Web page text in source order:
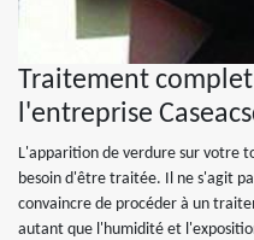
Traitement
l'entreprise
L'apparition de verdure sur votre
besoin d'être traitée. Il ne s'agit
convaincre de procéder à un
autant que l'humidité et